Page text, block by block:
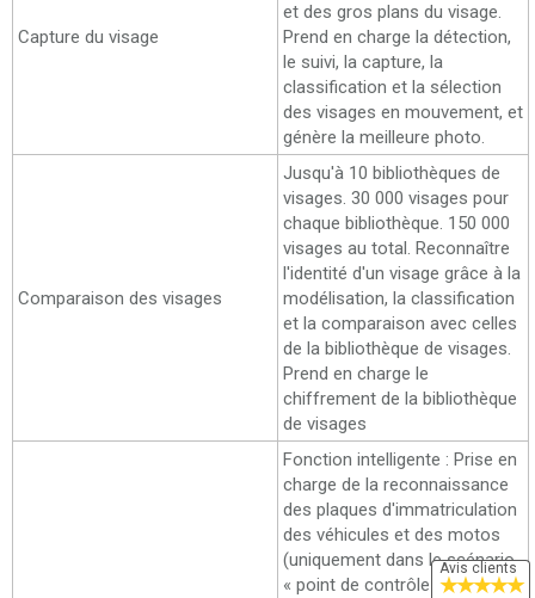
Capture du visage
et des gros plans du visage.
Prend en charge la détection,
le suivi, la capture, la
classification et la sélection
des visages en mouvement, et
génère la meilleure photo.
Comparaison des visages
Jusqu'à 10 bibliothèques de
visages. 30 000 visages pour
chaque bibliothèque. 150 000
visages au total. Reconnaître
l'identité d'un visage grâce à la
modélisation, la classification
et la comparaison avec celles
de la bibliothèque de visages.
Prend en charge le
chiffrement de la bibliothèque
de visages
Fonction intelligente : Prise en
charge de la reconnaissance
des plaques d'immatriculation
des véhicules et des motos
(uniquement dans le scénario
« point de contrôle ») Prise en
Avis clients
★★★★★